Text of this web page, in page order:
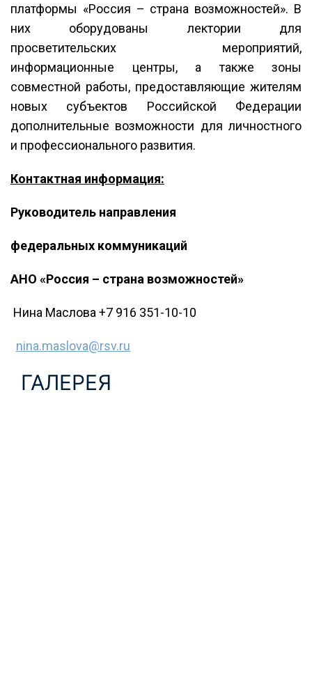
платформы «Россия – страна возможностей». В
них оборудованы лектории для
просветительских мероприятий,
информационные центры, а также зоны
совместной работы, предоставляющие жителям
новых субъектов Российской Федерации
дополнительные возможности для личностного
и профессионального развития.
Контактная информация:
Руководитель направления
федеральных коммуникаций
АНО «Россия – страна возможностей»
Нина Маслова +7 916 351-10-10
nina.maslova@rsv.ru
ГАЛЕРЕЯ